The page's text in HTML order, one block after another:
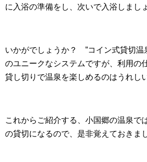
に入浴の準備をし、次いで入浴しまし
いかがでしょうか？ ”コイン式貸切温
のユニークなシステムですが、利用の
貸し切りで温泉を楽しめるのはうれし
これからご紹介する、小国郷の温泉で
の貸切になるので、是非覚えておきま